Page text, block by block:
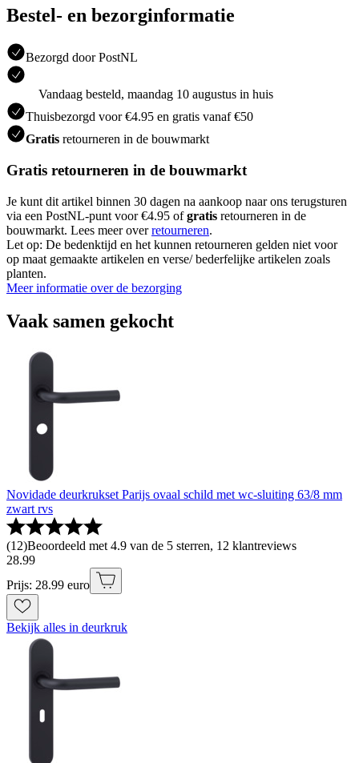
Bestel- en bezorginformatie
Bezorgd door PostNL
Vandaag besteld, maandag 10 augustus in huis
Thuisbezorgd voor €4.95 en gratis vanaf €50
Gratis retourneren in de bouwmarkt
Gratis retourneren in de bouwmarkt
Je kunt dit artikel binnen 30 dagen na aankoop naar ons terugsturen
via een PostNL-punt voor €4.95 ofgratis retourneren in de
bouwmarkt. Lees meer overretourneren.
Let op: De bedenktijd en het kunnen retourneren gelden niet voor
op maat gemaakte artikelen en verse/ bederfelijke artikelen zoals
planten.
Meer informatie over de bezorging
Vaak samen gekocht
Novidade deurkrukset Parijs ovaal schild met wc-sluiting 63/8 mm
zwart rvs
(12)Beoordeeld met 4.9 van de 5 sterren, 12 klantreviews
28.99
Prijs: 28.99 euro
Bekijk alles in deurkruk